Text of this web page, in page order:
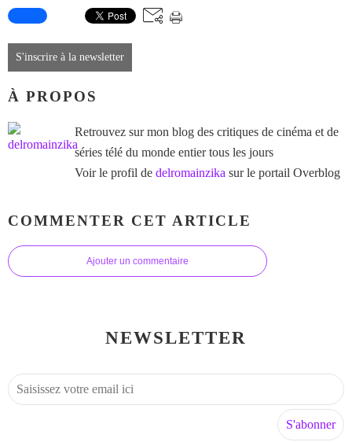
S'inscrire à la newsletter
À PROPOS
Retrouvez sur mon blog des critiques de cinéma et de
séries télé du monde entier tous les jours
Voir le profil de delromainzika sur le portail Overblog
COMMENTER CET ARTICLE
Ajouter un commentaire
NEWSLETTER